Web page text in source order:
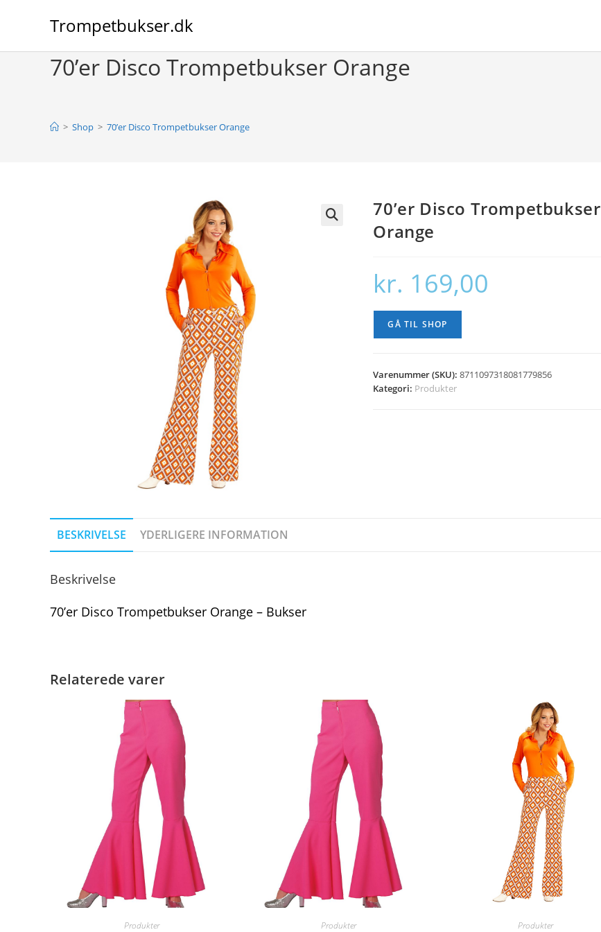
Trompetbukser.dk
70’er Disco Trompetbukser Orange
> Shop > 70’er Disco Trompetbukser Orange
70’er Disco Trompetbukser
Orange
kr. 169,00
GÅ TIL SHOP
Varenummer (SKU):8711097318081779856
Kategori: Produkter
BESKRIVELSE YDERLIGERE INFORMATION
Beskrivelse
70’er Disco Trompetbukser Orange – Bukser
Relaterede varer
Produkter Produkter Produkter